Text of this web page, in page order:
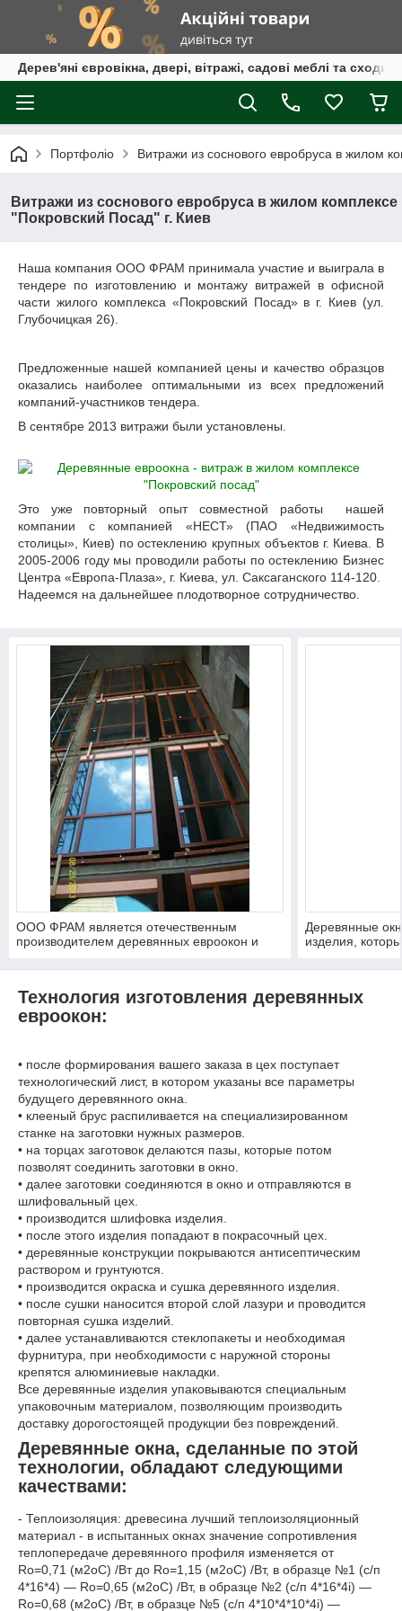
Дерев'яні євровікна, двері, вітражі, садові меблі та сходи
Портфоліо Витражи из соснового евробруса в жилом
Витражи из соснового евробруса в жилом комплексе
"Покровский Посад" г. Киев
Наша компания ООО ФРАМ принимала участие и выиграла в
тендере по изготовлению и монтажу витражей в офисной
части жилого комплекса «Покровский Посад» в г. Киев (ул.
Глубочицкая 26).
Предложенные нашей компанией цены и качество образцов
оказались наиболее оптимальными из всех предложений
компаний-участников тендера.
В сентябре 2013 витражи были установлены.
Это уже повторный опыт совместной работы нашей
компании с компанией «НЕСТ» (ПАО «Недвижимость
столицы», Киев) по остеклению крупных объектов г. Киева. В
2005-2006 году мы проводили работы по остеклению Бизнес
Центра «Европа-Плаза», г. Киева, ул. Саксаганского 114-120.
Надеемся на дальнейшее плодотворное сотрудничество.
ООО ФРАМ является отечественным
производителем деревянных евроокон и
древесины, успешно работающим c 1998
располагает собственным производством с
современным оборудованием.
Деревянные
изделия,
Технология изготовления деревянных
евроокон:
• после формирования вашего заказа в цех поступает
технологический лист, в котором указаны все параметры
будущего деревянного окна.
• клееный брус распиливается на специализированном
станке на заготовки нужных размеров.
• на торцах заготовок делаются пазы, которые потом
позволят соединить заготовки в окно.
• далее заготовки соединяются в окно и отправляются в
шлифовальный цех.
• производится шлифовка изделия.
• после этого изделия попадают в покрасочный цех.
• деревянные конструкции покрываются антисептическим
раствором и грунтуются.
• производится окраска и сушка деревянного изделия.
• после сушки наносится второй слой лазури и проводится
повторная сушка изделий.
• далее устанавливаются стеклопакеты и необходимая
фурнитура, при необходимости с наружной стороны
крепятся алюминиевые накладки.
Все деревянные изделия упаковываются специальным
упаковочным материалом, позволяющим производить
доставку дорогостоящей продукции без повреждений.
Деревянные окна, сделанные по этой
технологии, обладают следующими
качествами:
- Теплоизоляция: древесина лучший теплоизоляционный
материал - в испытанных окнах значение сопротивления
теплопередаче деревянного профиля изменяется от
Ro=0,71 (м2oС) /Вт до Ro=1,15 (м2oС) /Вт, в образце №1 (с/п
4*16*4) — Ro=0,65 (м2oС) /Вт, в образце №2 (с/п 4*16*4і) —
Ro=0,68 (м2oС) /Вт, в образце №5 (с/п 4*10*4*10*4і) —